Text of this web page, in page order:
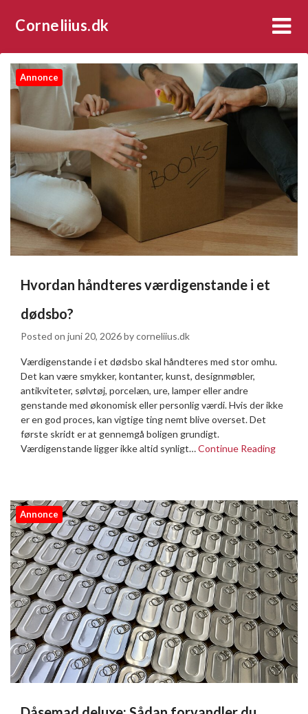
Corneliius.dk
Annonce
Hvordan håndteres værdigenstande i et
dødsbo?
Posted on juni 20, 2026bycorneliius.dk
Værdigenstande i et dødsbo skal håndteres med stor omhu.
Det kan være smykker, kontanter, kunst, designmøbler,
antikviteter, sølvtøj, porcelæn, ure, lamper eller andre
genstande med økonomisk eller personlig værdi. Hvis der ikke
er en god proces, kan vigtige ting nemt blive overset. Det
første skridt er at gennemgå boligen grundigt.
Værdigenstande ligger ikke altid synligt…Continue Reading
Annonce